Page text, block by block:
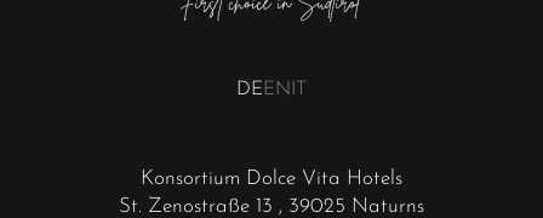
Konsortium Dolce Vita Hotels
St. Zenostraße 13 , 39025 Naturns
DEEN